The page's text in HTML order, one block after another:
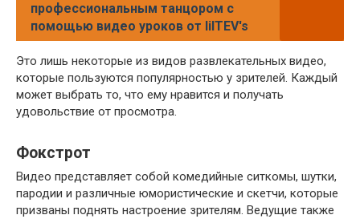
профессиональным танцором с
помощью видео уроков от lilTEV's
Это лишь некоторые из видов развлекательных видео,
которые пользуются популярностью у зрителей. Каждый
может выбрать то, что ему нравится и получать
удовольствие от просмотра.
Фокстрот
Видео представляет собой комедийные ситкомы, шутки,
пародии и различные юмористические и скетчи, которые
призваны поднять настроение зрителям. Ведущие также